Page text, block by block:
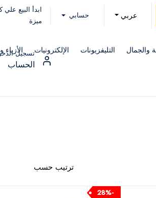
عربي حسابي
ابدأ البيع علي
ميزة
والجمال التليفزيونات الإلكترونياتتسجيل
الحساب
ترتيب حسب
-28%